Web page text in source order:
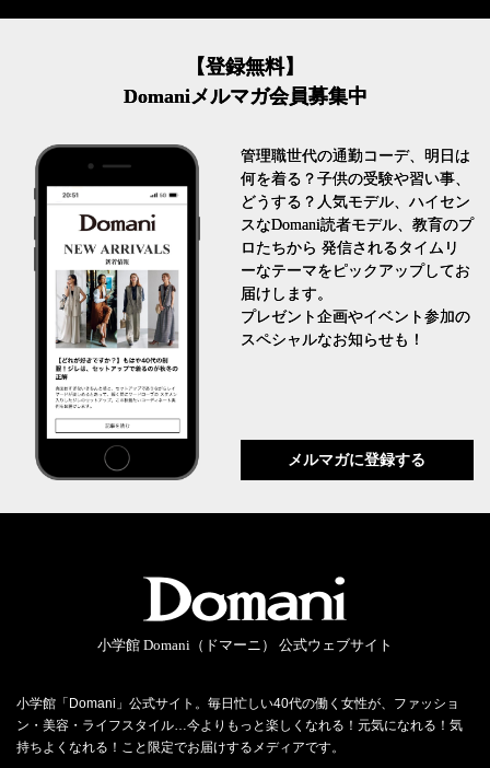
【登録無料】
Domaniメルマガ会員募集中
管理職世代の通勤コーデ、明日は
何を着る？子供の受験や習い事、
どうする？人気モデル、ハイセン
スなDomani読者モデル、教育のプ
ロたちから 発信されるタイムリ
ーなテーマをピックアップしてお
届けします。
プレゼント企画やイベント参加の
スペシャルなお知らせも！
メルマガに登録する
小学館 Domani（ドマーニ） 公式ウェブサイト
小学館「Domani」公式サイト。毎日忙しい40代の働く女性が、ファッショ
ン・美容・ライフスタイル…今よりもっと楽しくなれる！元気になれる！気
持ちよくなれる！こと限定でお届けするメディアです。